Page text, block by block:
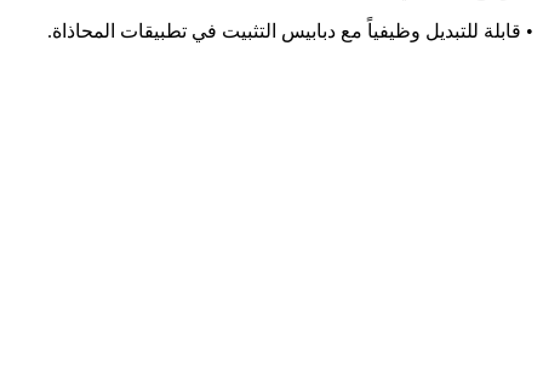
• قابلة للتبديل وظيفياً مع دبابيس التثبيت في تطبيقات المحاذاة.